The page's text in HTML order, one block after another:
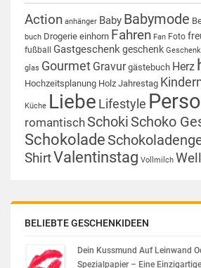
Action anhänger Baby Babymode
buch Drogerie einhorn Fahren Fan Foto
fußball Gastgeschenkgeschenk
glas Gourmet Gravur gästebuch Herz
Hochzeitsplanung Holz Jahrestag
Küche Liebe Lifestyle
romantisch Schoki Schoko
Schokolade
ShirtValentinstag Vollmilch
BELIEBTE GESCHENKIDEEN
Dein Kussmund Auf Leinwand
Spezialpapier – Eine